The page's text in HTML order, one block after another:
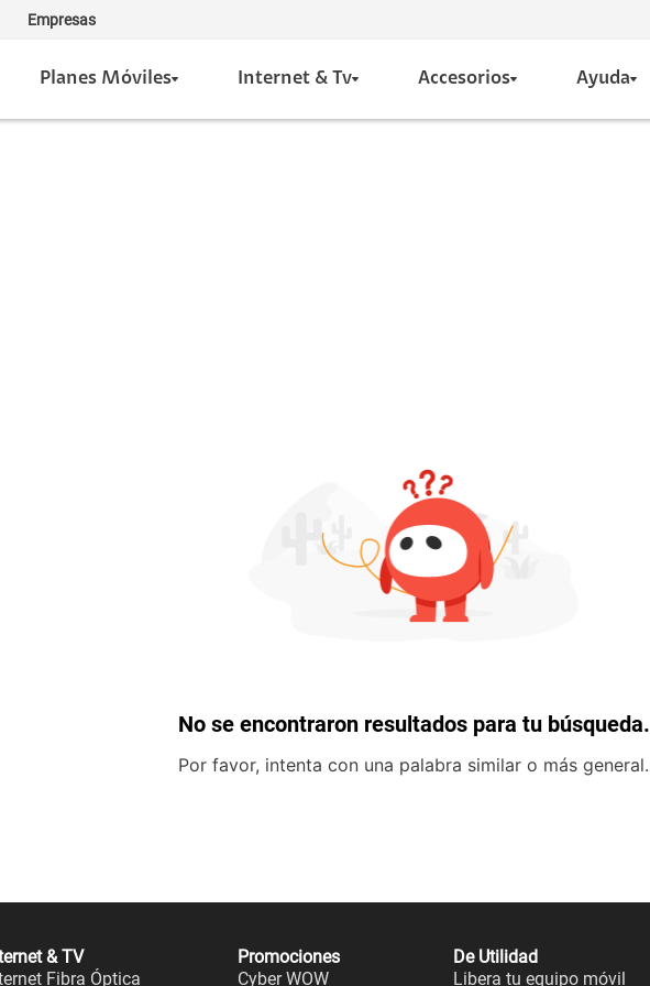
Empresas
Planes Móviles Internet & Tv Accesorios Ayuda
No se encontraron resultados para tu búsqueda.
Por favor, intenta con una palabra similar o más general.
& TV
Fibra Óptica
Promociones
Cyber WOW
De Utilidad
Libera tu equipo móvil